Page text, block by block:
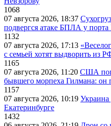
1068
07 августа 2026, 18:37
подвергся атаке БПЛА у
1132
07 августа 2026, 17:13
с семьей хотят выдворить из
1165
07 августа 2026, 11:20 США
бывшего морпеха Гилмана: он
1157
07 августа 2026, 10:19 Украина
Екатеринбурге
1432